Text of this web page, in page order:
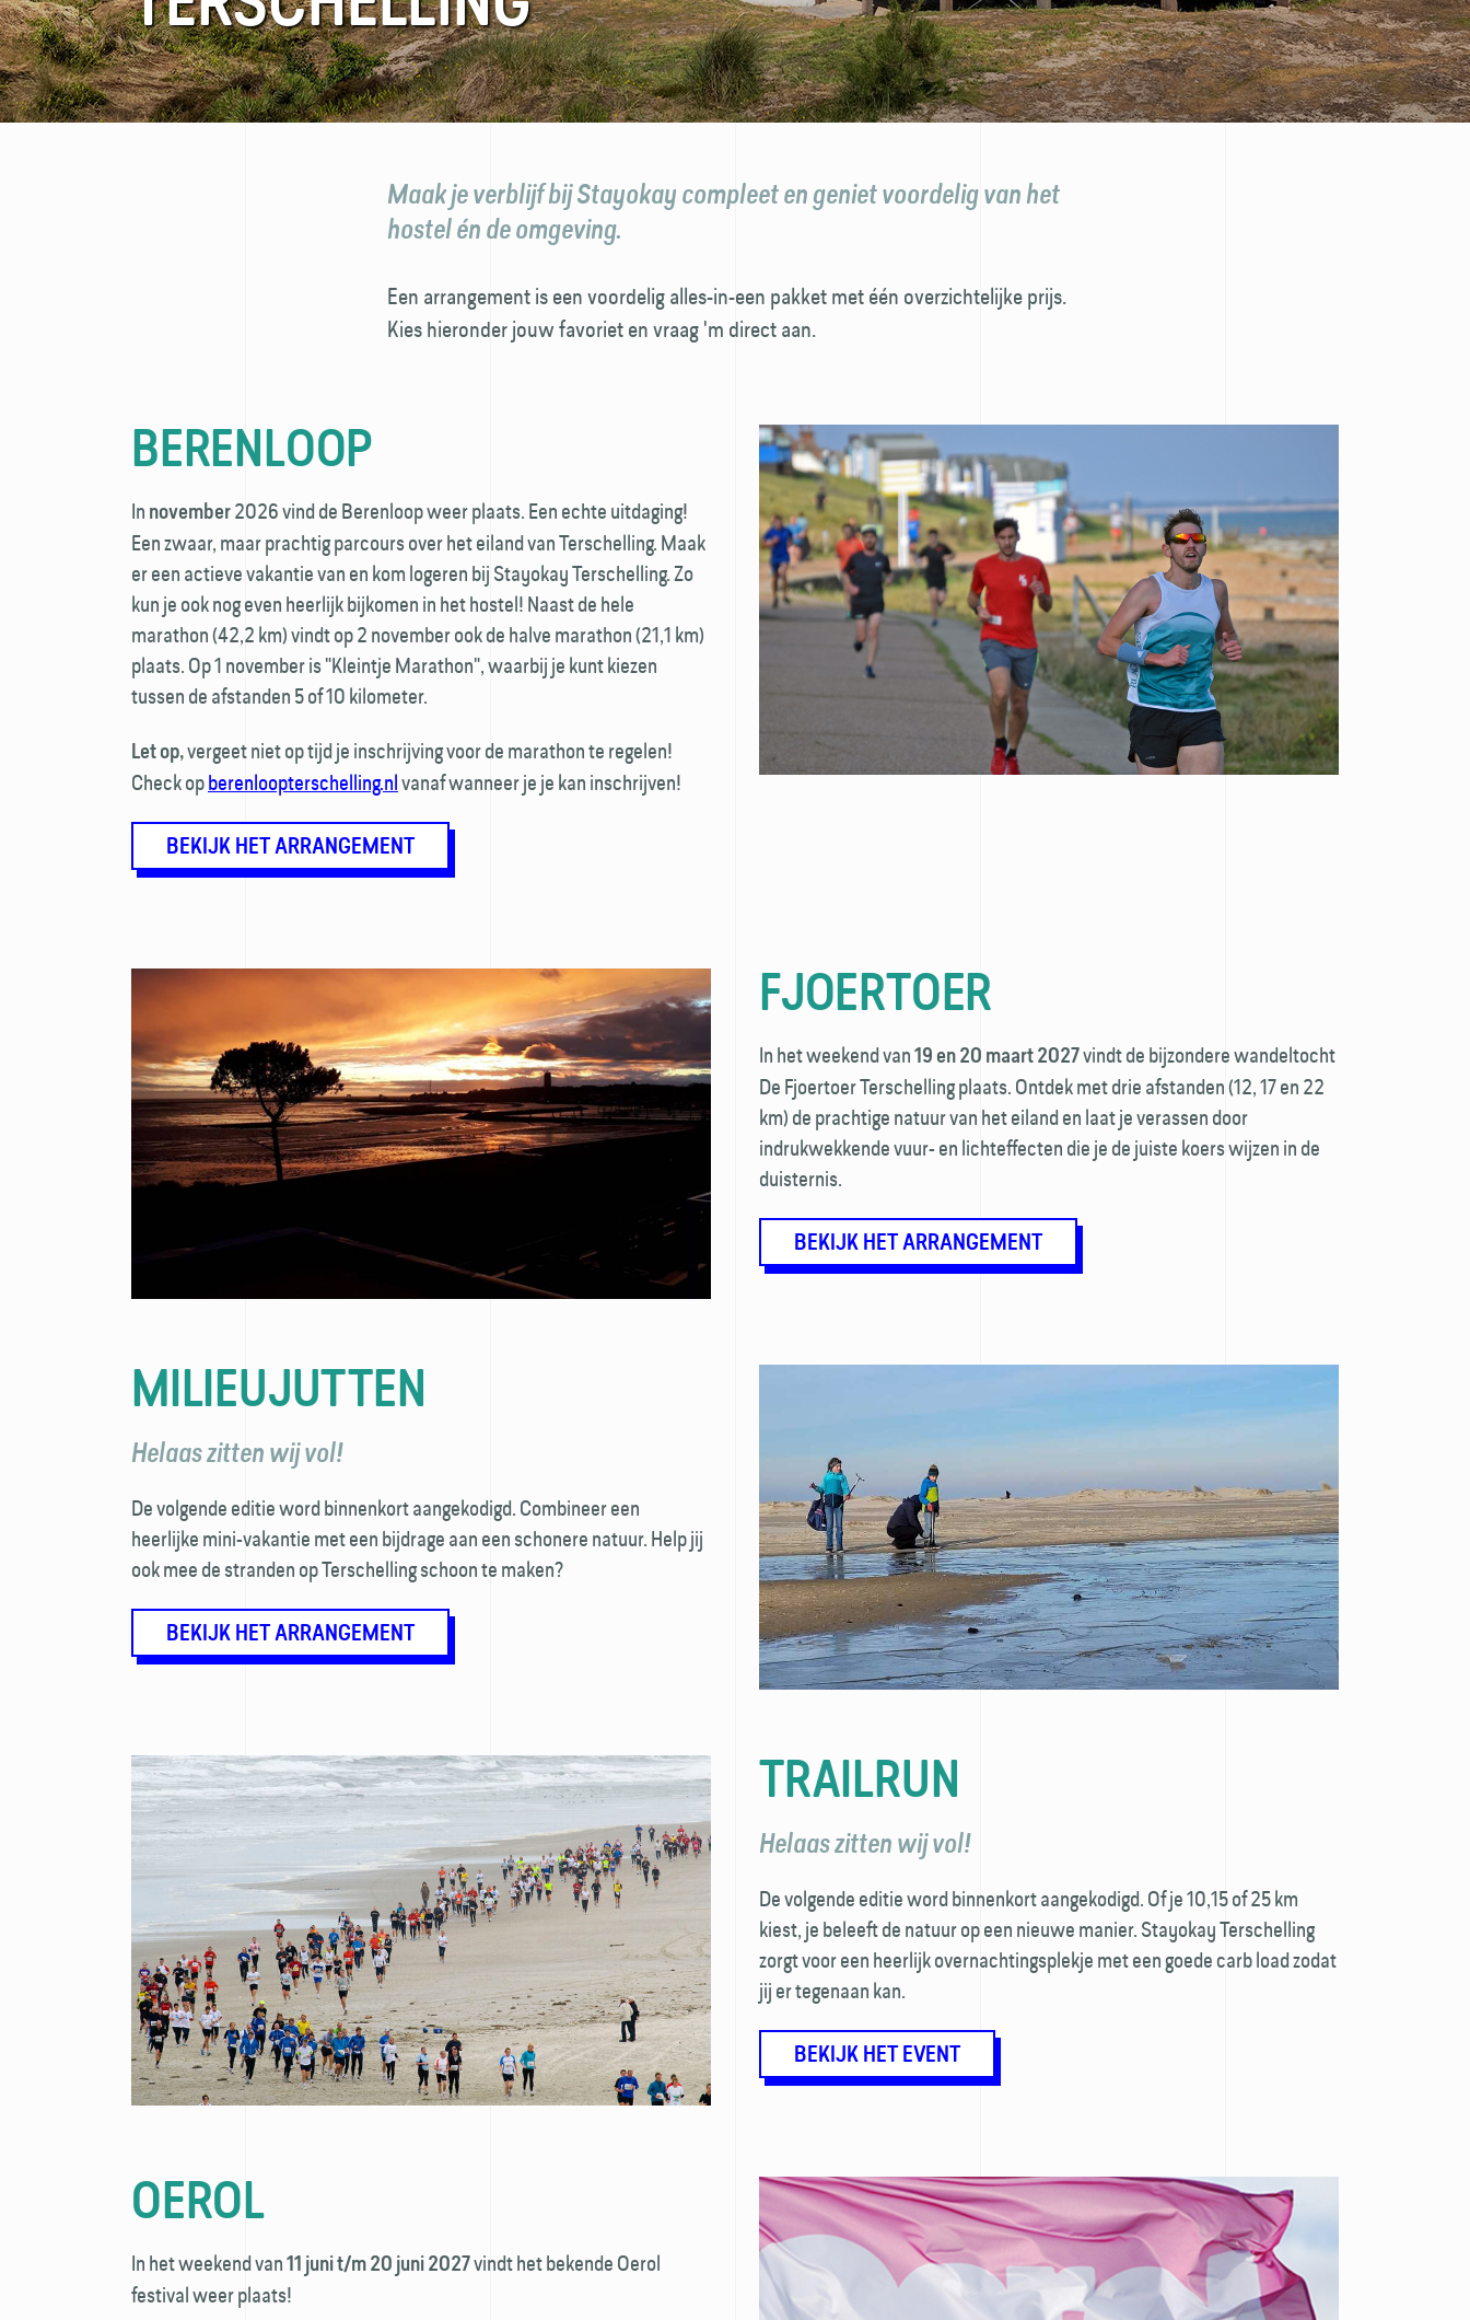
FAQ
Maak je verblijf bij Stayokay compleet en geniet voordelig van het
hostel én de omgeving.
Een arrangement is een voordelig alles-in-een pakket met één overzichtelijke prijs.
Kies hieronder jouw favoriet en vraag 'm direct aan.
BERENLOOP
In november2026 vind de Berenloop weer plaats. Een echte uitdaging!
Een zwaar, maar prachtig parcours over het eiland van Terschelling. Maak
er een actieve vakantie van en kom logeren bij Stayokay Terschelling. Zo
kun je ook nog even heerlijk bijkomen in het hostel! Naast de hele
marathon (42,2 km) vindt op 2 november ook de halve marathon (21,1 km)
plaats. Op 1 november is "Kleintje Marathon", waarbij je kunt kiezen
tussen de afstanden 5 of 10 kilometer.
Let op,vergeet niet op tijd je inschrijving voor de marathon te regelen!
Check opberenloopterschelling.nlvanaf wanneer je je kan inschrijven!
BEKIJK HET ARRANGEMENT
FJOERTOER
In het weekend van19 en 20 maart 2027vindt de bijzondere wandeltocht
De Fjoertoer Terschelling plaats. Ontdek met drie afstanden (12, 17 en 22
km) de prachtige natuur van het eiland en laat je verassen door
indrukwekkende vuur- en lichteffecten die je de juiste koers wijzen in de
duisternis.
BEKIJK HET ARRANGEMENT
MILIEUJUTTEN
Helaas zitten wij vol!
De volgende editie word binnenkort aangekodigd. Combineer een
heerlijke mini-vakantie met een bijdrage aan een schonere natuur. Help jij
ook mee de stranden op Terschelling schoon te maken?
BEKIJK HET ARRANGEMENT
TRAILRUN
Helaas zitten wij vol!
De volgende editie word binnenkort aangekodigd. Of je 10,15 of 25 km
kiest, je beleeft de natuur op een nieuwe manier. Stayokay Terschelling
zorgt voor een heerlijk overnachtingsplekje met een goede carb load zodat
jij er tegenaan kan.
BEKIJK HET EVENT
OEROL
In het weekend van11 juni t/m 20 juni 2027vindt het bekende Oerol
festival weer plaats!